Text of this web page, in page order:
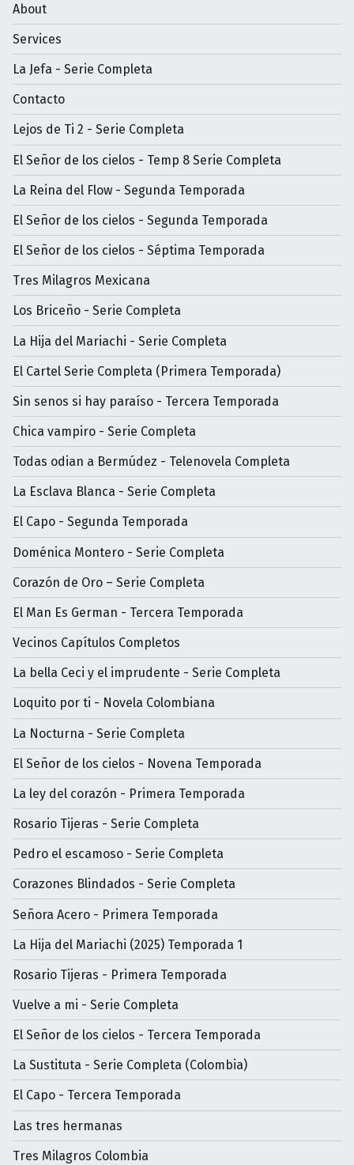
About
Services
La Jefa - Serie Completa
Contacto
Lejos de Ti 2 - Serie Completa
El Señor de los cielos - Temp 8 Serie Completa
La Reina del Flow - Segunda Temporada
El Señor de los cielos - Segunda Temporada
El Señor de los cielos - Séptima Temporada
Tres Milagros Mexicana
Los Briceño - Serie Completa
La Hija del Mariachi - Serie Completa
El Cartel Serie Completa (Primera Temporada)
Sin senos si hay paraíso - Tercera Temporada
Chica vampiro - Serie Completa
Todas odian a Bermúdez - Telenovela Completa
La Esclava Blanca - Serie Completa
El Capo - Segunda Temporada
Doménica Montero - Serie Completa
Corazón de Oro – Serie Completa
El Man Es German - Tercera Temporada
Vecinos Capítulos Completos
La bella Ceci y el imprudente - Serie Completa
Loquito por ti - Novela Colombiana
La Nocturna - Serie Completa
El Señor de los cielos - Novena Temporada
La ley del corazón - Primera Temporada
Rosario Tijeras - Serie Completa
Pedro el escamoso - Serie Completa
Corazones Blindados - Serie Completa
Señora Acero - Primera Temporada
La Hija del Mariachi (2025) Temporada 1
Rosario Tijeras - Primera Temporada
Vuelve a mi - Serie Completa
El Señor de los cielos - Tercera Temporada
La Sustituta - Serie Completa (Colombia)
El Capo - Tercera Temporada
Las tres hermanas
Tres Milagros Colombia